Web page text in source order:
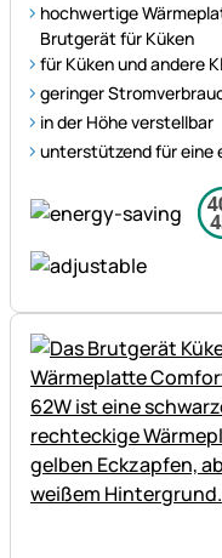
hochwertige
Brutgerät für Küken
für Küken und andere
geringer
in der Höhe verstellbar
unterstützend für eine